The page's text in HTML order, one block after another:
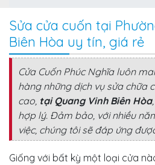
Sửa cửa cuốn tại
Biên Hòa uy tín, giá rẻ
Cửa Cuốn Phúc Nghĩaluôn
hàng những dịch vụ sửa chữa
cao, tại Quang Vinh Biên Hòa
hợp lý. Đảm bảo, với nhiều
việc, chúng tôi sẽ đáp ứng
Giống với bất kỳ một loại cửa